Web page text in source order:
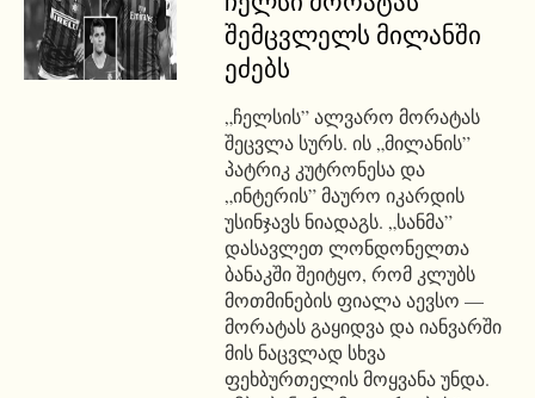
შემცვლელს მილანში
ეძებს
„ჩელსის” ალვარო მორატას
შეცვლა სურს. ის „მილანის”
პატრიკ კუტრონესა და
„ინტერის” მაურო იკარდის
უსინჯავს ნიადაგს. „სანმა”
დასავლეთ ლონდონელთა
ბანაკში შეიტყო, რომ კლუბს
მოთმინების ფიალა აევსო —
მორატას გაყიდვა და იანვარში
მის ნაცვლად სხვა
ფეხბურთელის მოყვანა უნდა.